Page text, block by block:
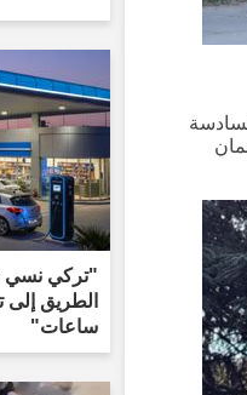
"تركي نسي
ساعات"